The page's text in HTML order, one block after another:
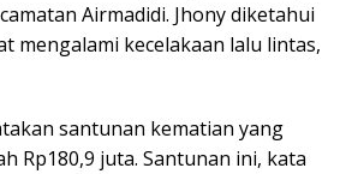
Airmadidi. Jhony diketahui
mengalami kecelakaan lalu lintas,
santunan kematian yang
Rp180,9 juta. Santunan ini, kata